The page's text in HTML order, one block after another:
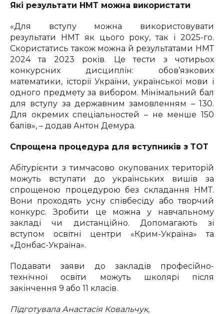
Які результати НМТ можна використати
«Для вступу можна використовувати
результати НМТ як цього року, так і 2025-го.
Скористатись також можна й результатами НМТ
2024 та 2023 років. Це тести з чотирьох
конкурсних дисциплін: обов’язкових
математики, історії України, української мови і
одного предмету за вибором. Мінімальний бал
для вступу за державним замовленням – 130.
Для окремих спеціальностей – не менше 150
балів», – додав Антон Демура.
Спрощена процедура для вступників з ТОТ
Абітурієнти з тимчасово окупованих територій
можуть вступати до українських вишів за
спрощеною процедурою без складання НМТ.
Вони проходять усну співбесіду або творчий
конкурс. Зробити це можна у навчальному
закладі чи дистанційно. Допомагають зі
вступом освітні центри «Крим-Україна» та
«Донбас-Україна».
Подавати заяви до закладів професійно-
технічної освіти можуть школярі після
закінчення 9 або 11 класів.
Підготувала Анастасія Ковальчук,